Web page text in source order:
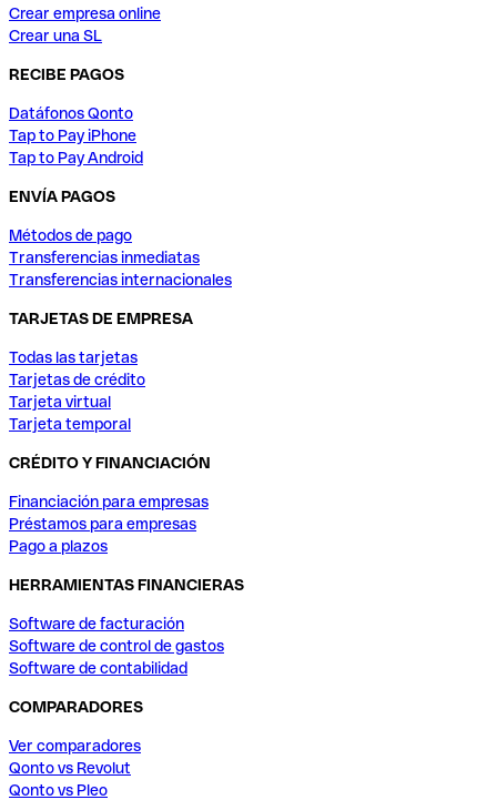
Crear empresa online
Crear una SL
RECIBE PAGOS
Datáfonos Qonto
Tap to Pay iPhone
Tap to Pay Android
ENVÍA PAGOS
Métodos de pago
Transferencias inmediatas
Transferencias internacionales
TARJETAS DE EMPRESA
Todas las tarjetas
Tarjetas de crédito
Tarjeta virtual
Tarjeta temporal
CRÉDITO Y FINANCIACIÓN
Financiación para empresas
Préstamos para empresas
Pago a plazos
HERRAMIENTAS FINANCIERAS
Software de facturación
Software de control de gastos
Software de contabilidad
COMPARADORES
Ver comparadores
Qonto vs Revolut
Qonto vs Pleo